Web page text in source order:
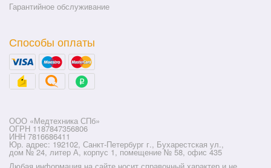
Гарантийное обслуживание
Способы оплаты
ООО «Медтехника СПб»
ОГРН 1187847356806
ИНН 7816686411
Юр. адрес: 192102, Санкт-Петербург г., Бухарестская ул.,
дом № 24, литер А, корпус 1, помещение № 58, офис 435